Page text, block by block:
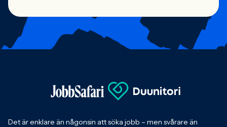
Det är enklare än någonsin att söka jobb – men svårare än